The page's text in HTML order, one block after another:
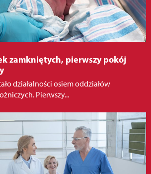
zamkniętych, pierwszy pokój
działalności osiem oddziałów
Pierwszy...